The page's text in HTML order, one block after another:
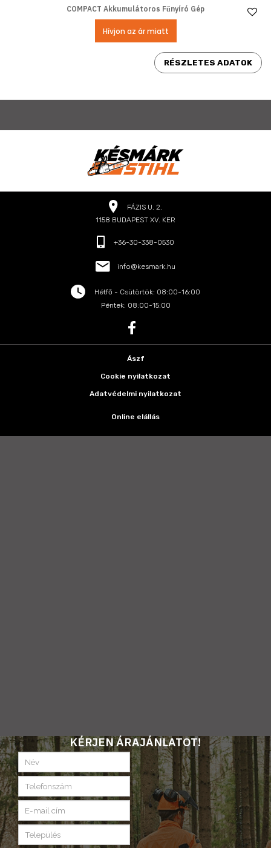
COMPACT Akkumulátoros Fűnyíró Gép
Hívjon az ár miatt
RÉSZLETES ADATOK
FÁZIS U. 2.
1158 BUDAPEST XV. KER
+36-30-338-0530
info@kesmark.hu
Hétfő - Csütörtök: 08:00-16:00
Péntek: 08:00-15:00
Ászf
Cookie nyilatkozat
Adatvédelmi nyilatkozat
Online elállás
KÉRJEN ÁRAJÁNLATOT!